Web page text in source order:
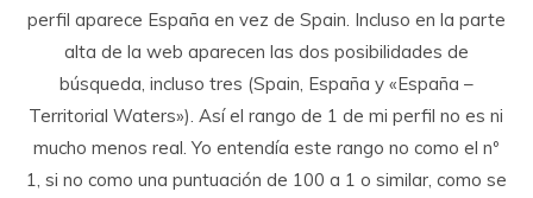
perfil aparece España en vez de Spain. Incluso en la parte
alta de la web aparecen las dos posibilidades de
búsqueda, incluso tres (Spain, España y «España –
Territorial Waters»). Así el rango de 1 de mi perfil no es ni
mucho menos real. Yo entendía este rango no como el nº
1, si no como una puntuación de 100 a 1 o similar, como se